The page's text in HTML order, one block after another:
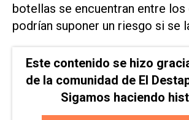
botellas se encuentran entre
podrían suponer un riesgo si se
Este contenido se hizo
de la comunidad de El
Sigamos haciendo